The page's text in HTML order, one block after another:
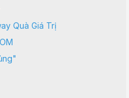
Quà Giá Trị